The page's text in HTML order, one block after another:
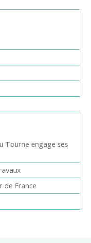
Tourne engage ses
de France